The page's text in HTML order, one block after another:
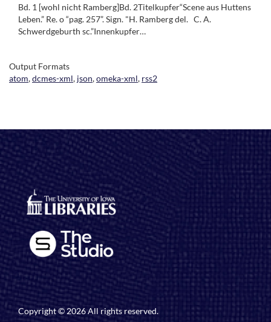
Bd. 1 [wohl nicht Ramberg]Bd. 2Titelkupfer“Scene aus Huttens
Leben.” Re. o “pag. 257”. Sign. "H. Ramberg del. C. A.
Schwerdgeburth sc.”Innenkupfer…
Output Formats
atom,dcmes-xml, json,omeka-xml, rss2
Copyright © 2026 All rights reserved.